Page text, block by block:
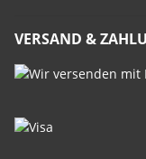
VERSAND &